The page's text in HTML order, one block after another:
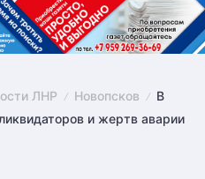
ЛНР Новопсков
В
и жертв аварии